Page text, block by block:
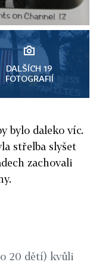
DALŠÍCH 19
FOTOGRAFIÍ
bylo daleko víc.
střelba slyšet
zachovali
20 dětí) kvůli